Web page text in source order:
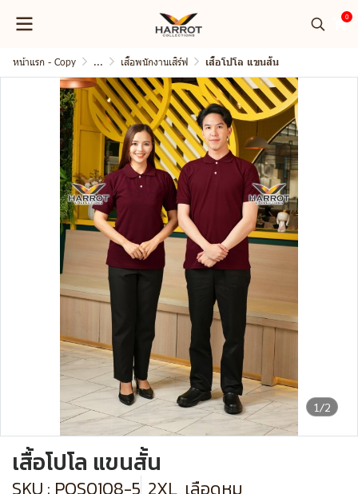
0
หน้าแรก - Copy ... เสื้อพนักงานเสิร์ฟ เสื้อโปโล แขนสั้น
1/2
เสื้อโปโล แขนสั้น